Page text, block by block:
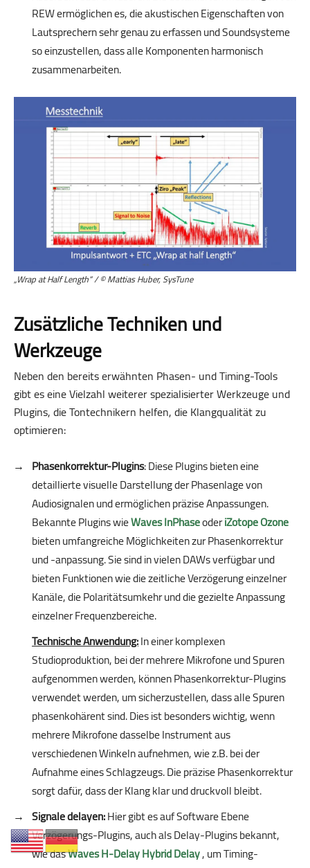
REW ermöglichen es, die akustischen Eigenschaften von
Lautsprechern sehr genau zu erfassen und Soundsysteme
so einzustellen, dass alle Komponenten harmonisch
zusammenarbeiten.
„Wrap at Half Length“ / © Mattias Huber, SysTune
Zusätzliche Techniken und
Werkzeuge
Neben den bereits erwähnten Phasen- und Timing-Tools
gibt es eine Vielzahl weiterer spezialisierter Werkzeuge und
Plugins, die Tontechnikern helfen, die Klangqualität zu
optimieren:
Phasenkorrektur-Plugins: Diese Plugins bieten eine
detaillierte visuelle Darstellung der Phasenlage von
Audiosignalen und ermöglichen präzise Anpassungen.
Bekannte Plugins wieWaves InPhaseoderiZotope Ozone
bieten umfangreiche Möglichkeiten zur Phasenkorrektur
und -anpassung. Sie sind in vielen DAWs verfügbar und
bieten Funktionen wie die zeitliche Verzögerung einzelner
Kanäle, die Polaritätsumkehr und die gezielte Anpassung
einzelner Frequenzbereiche.
Technische Anwendung:In einer komplexen
Studioproduktion, bei der mehrere Mikrofone und Spuren
aufgenommen werden, können Phasenkorrektur-Plugins
verwendet werden, um sicherzustellen, dass alle Spuren
phasenkohärent sind. Dies ist besonders wichtig, wenn
mehrere Mikrofone dasselbe Instrument aus
verschiedenen Winkeln aufnehmen, wie z.B. bei der
Aufnahme eines Schlagzeugs. Die präzise Phasenkorrektur
sorgt dafür, dass der Klang klar und druckvoll bleibt.
Signale delayen:Hier gibt es auf Software Ebene
Verzögerungs-Plugins, auch als Delay-Plugins bekannt,
wie dasWaves H-Delay Hybrid Delay, um Timing-